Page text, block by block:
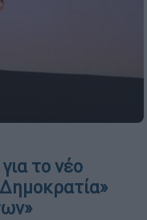
το νέο